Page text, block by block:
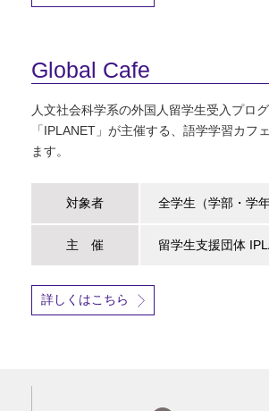
Global Cafe
人文社会科学系の外国人留学生受入プロ
「IPLANET」が主催する、語学学習カフ
ます。
対象者 全学生（学部・学年
主 催 留学生支援団体
詳しくはこちら